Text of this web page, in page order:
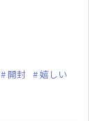
開封 嬉しい